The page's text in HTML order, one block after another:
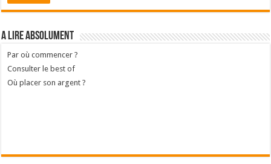
A lire absolument
Par où commencer ?
Consulter le best of
Où placer son argent ?